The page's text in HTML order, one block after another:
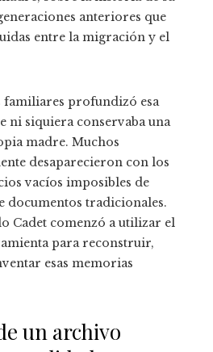
anteriores que
entre la migración y el
familiares profundizó esa
ni siquiera conservaba una
madre. Muchos
desaparecieron con los
vacíos imposibles de
documentos tradicionales.
Cadet comenzó a utilizar el
para reconstruir,
esas memorias
un archivo